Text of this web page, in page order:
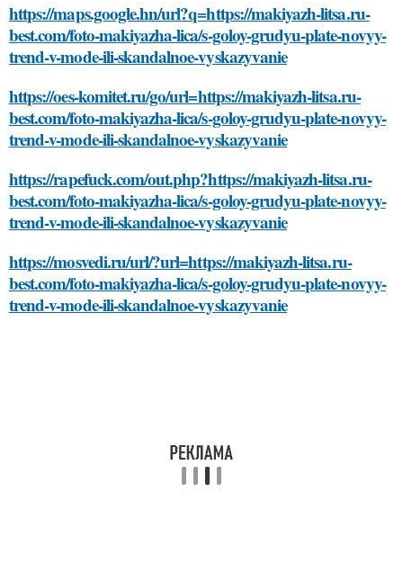
https://maps.google.hn/url?q=https://makiyazh-litsa.ru-
best.com/foto-makiyazha-lica/s-goloy-grudyu-plate-novyy-
trend-v-mode-ili-skandalnoe-vyskazyvanie
https://oes-komitet.ru/go/url=https://makiyazh-litsa.ru-
best.com/foto-makiyazha-lica/s-goloy-grudyu-plate-novyy-
trend-v-mode-ili-skandalnoe-vyskazyvanie
https://rapefuck.com/out.php?https://makiyazh-litsa.ru-
best.com/foto-makiyazha-lica/s-goloy-grudyu-plate-novyy-
trend-v-mode-ili-skandalnoe-vyskazyvanie
https://mosvedi.ru/url/?url=https://makiyazh-litsa.ru-
best.com/foto-makiyazha-lica/s-goloy-grudyu-plate-novyy-
trend-v-mode-ili-skandalnoe-vyskazyvanie